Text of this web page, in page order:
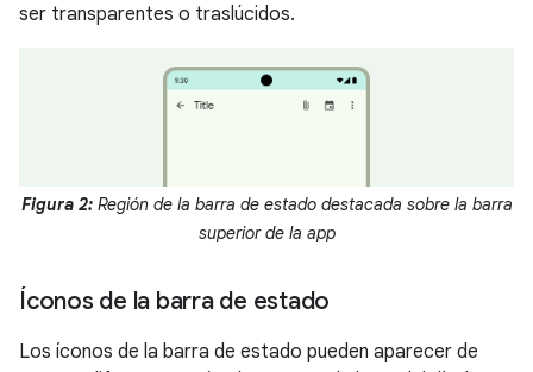
ser transparentes o traslúcidos.
Figura 2:Región de la barra de estado destacada sobre la barra
superior de la app
Íconos de la barra de estado
Los íconos de la barra de estado pueden aparecer de